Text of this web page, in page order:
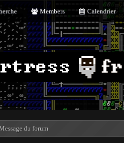
Members Calendrier
du forum